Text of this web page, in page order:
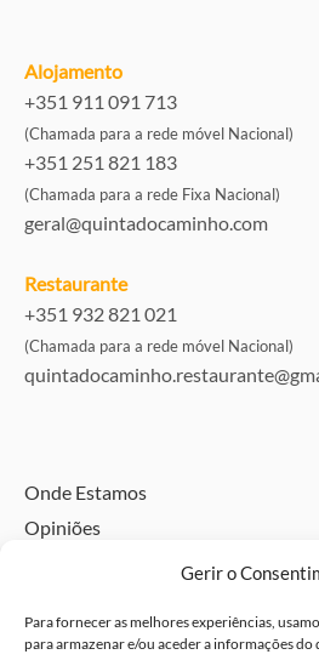
Gerir o
Para fornecer as melhores experiências,
para armazenar e/ou aceder a informações
Alojamento
+351 911 091 713
(Chamada para a rede móvel Nacional)
+351 251 821 183
(Chamada para a rede Fixa Nacional)
geral@quintadocaminho.com
Restaurante
+351 932 821 021
(Chamada para a rede móvel Nacional)
Onde Estamos
Opiniões
Política de Privacidade e Dados